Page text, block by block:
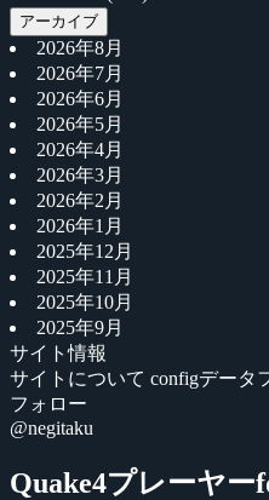
アーカイブ
2026年8月
2026年7月
2026年6月
2026年5月
2026年4月
2026年3月
2026年2月
2026年1月
2025年12月
2025年11月
2025年10月
2025年9月
サイト情報
サイトについて configデータ
フォロー
@negitaku
Quake4プレーヤー